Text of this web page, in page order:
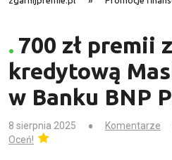
700 zł premii
kredytową
w Banku BNP
8 sierpnia 2025 Komentarze
Oceń!